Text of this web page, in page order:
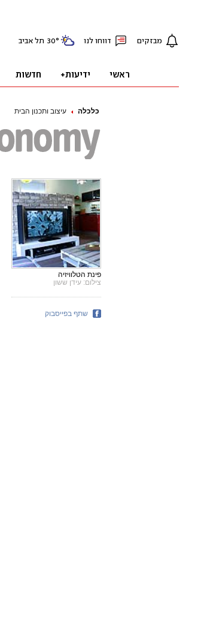
כלכלה עיצוב ותכנון הבית
פינת הטלוויזיה
צילום: עידן ששון
שתף בפייסבוק